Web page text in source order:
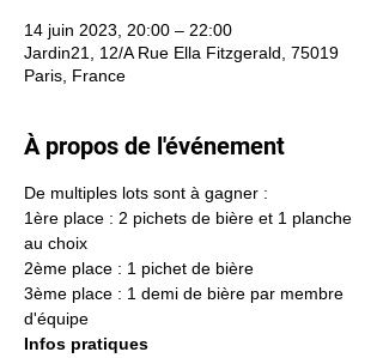
14 juin 2023, 20:00 – 22:00
Jardin21, 12/A Rue Ella Fitzgerald, 75019
Paris, France
À propos de l'événement
De multiples lots sont à gagner :
1ère place : 2 pichets de bière et 1 planche
au choix
2ème place : 1 pichet de bière
3ème place : 1 demi de bière par membre
d'équipe
Infos pratiques